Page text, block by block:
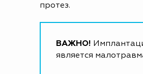
протез.
ВАЖНО!
является